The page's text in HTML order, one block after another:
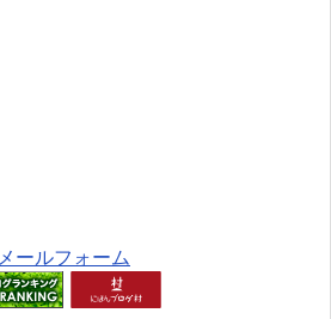
メールフォーム